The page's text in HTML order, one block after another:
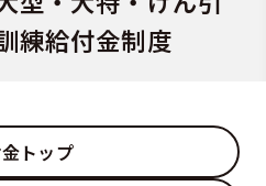
宿免許
て
練給付金制度
トップ